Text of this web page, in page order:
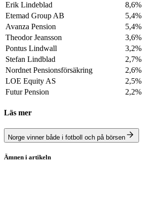
Erik Lindeblad
8,6%
Etemad Group AB
5,4%
Avanza Pension
5,4%
Theodor Jeansson
3,6%
Pontus Lindwall
3,2%
Stefan Lindblad
2,7%
Nordnet Pensionsförsäkring
2,6%
LOE Equity AS
2,5%
Futur Pension
2,2%
Läs mer
Norge vinner både i fotboll och på börsen
Ämnen i artikeln